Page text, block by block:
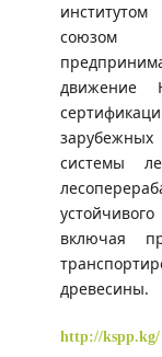
движение
системы
включая
древесины.
http://kspp.kg/